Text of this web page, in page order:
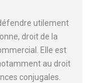
utilement
droit de la
Elle est
au droit
conjugales.